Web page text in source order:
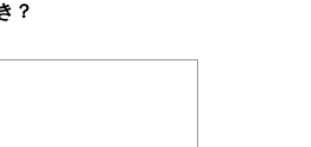
？